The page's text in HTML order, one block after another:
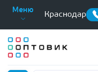
Меню
Краснодар